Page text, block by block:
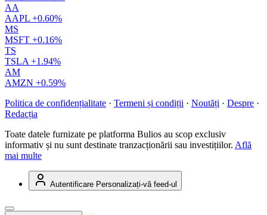
AA
AAPL +0.60%
MS
MSFT +0.16%
TS
TSLA +1.94%
AM
AMZN +0.59%
Politica de confidențialitate · Termeni și condiții · Noutăți · Despre ·
Redacția
Toate datele furnizate pe platforma Bulios au scop exclusiv
informativ și nu sunt destinate tranzacționării sau investițiilor. Află
mai multe
Autentificare Personalizați-vă feed-ul